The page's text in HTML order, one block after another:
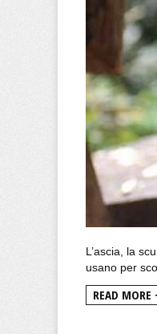
L’ascia, la
usano per
READ MORE